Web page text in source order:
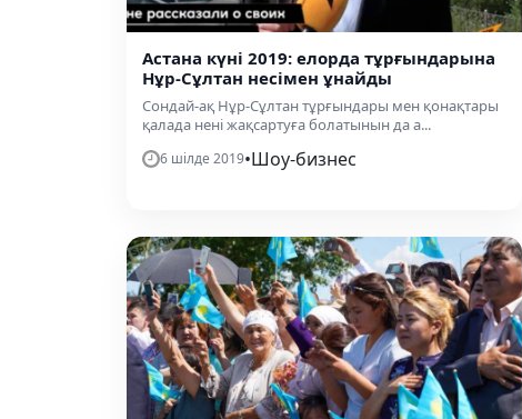
Астана күні 2019: елорда тұрғындарына
Нұр-Сұлтан несімен ұнайды
Сондай-ақ Нұр-Сұлтан тұрғындары мен қонақтары
қалада нені жақсартуға болатынын да а...
6 шілде 2019•Шоу-бизнес